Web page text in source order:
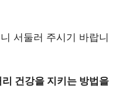
서둘러 주시기 바랍니
건강을 지키는 방법을